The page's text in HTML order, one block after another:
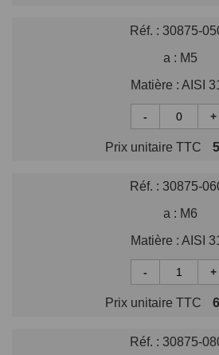
Réf. : 30875-
a : M5
Matière : AISI
- +
Prix unitaire TTC
Réf. : 30875-
a : M6
Matière : AISI
- +
Prix unitaire TTC
Réf. : 30875-